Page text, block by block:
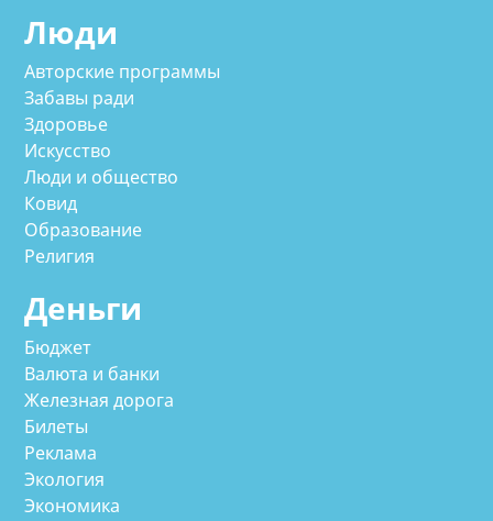
Люди
Авторские программы
Забавы ради
Здоровье
Искусство
Люди и общество
Ковид
Образование
Религия
Деньги
Бюджет
Валюта и банки
Железная дорога
Билеты
Реклама
Экология
Экономика